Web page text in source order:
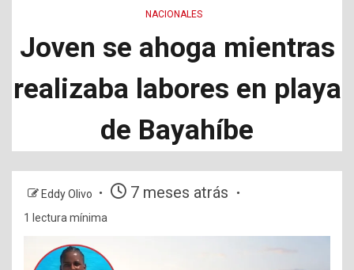
NACIONALES
Joven se ahoga mientras
realizaba labores en playa
de Bayahíbe
Eddy Olivo 7 meses atrás
1 lectura mínima